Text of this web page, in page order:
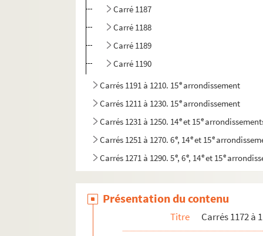
Carré 1187
Carré 1188
Carré 1189
Carré 1190
Carrés 1191 à 1210. 15earrondissement
Carrés 1211 à 1230. 15earrondissement
Carrés 1231 à 1250. 14eet 15e
Carrés 1251 à 1270. 6e, 14eet 15e
Carrés 1271 à 1290. 5e, 6e, 14eet 15e
Présentation du contenu
Titre Carrés 1172 à